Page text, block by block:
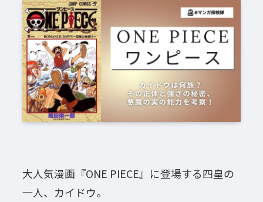
大人気漫画『ONE PIECE』に登場する四皇の
一人、カイドウ。